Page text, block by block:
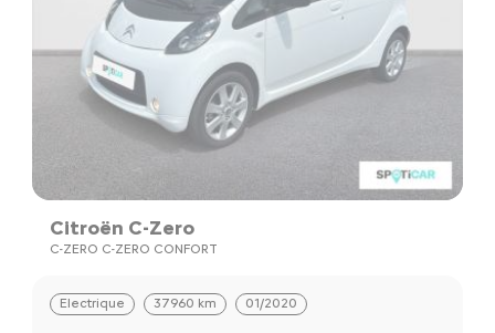
Citroën C-Zero
C-ZERO C-ZERO CONFORT
Electrique 37960 km 01/2020